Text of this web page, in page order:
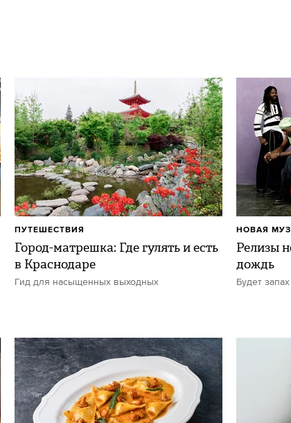
Город-матрешка: Где гулять и есть
в Краснодаре
Гид для насыщенных выходных
ПУТЕШЕСТВИЯ
Релизы
дождь
Будет
НОВАЯ